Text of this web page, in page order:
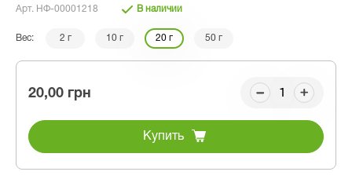
Арт. НФ-00001218 В наличии
Вес: 2 г 10 г 20 г 50 г
20,00 грн
Купить